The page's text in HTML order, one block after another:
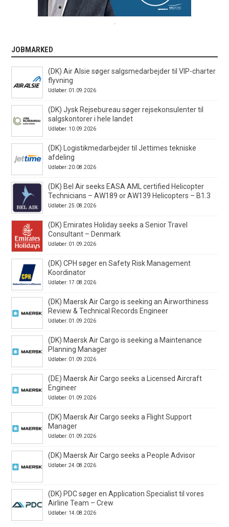
JOBMARKED
(DK) Air Alsie søger salgsmedarbejder til VIP-charter
flyvning
Udløber: 01.09.2026
(DK) Jysk Rejsebureau søger rejsekonsulenter til
salgskontorer i hele landet
Udløber: 10.09.2026
(DK) Logistikmedarbejder til Jettimes tekniske
afdeling
Udløber: 20.08.2026
(DK) Bel Air seeks EASA AML certified Helicopter
Technicians – AW189 or AW139 Helicopters – B1.3
Udløber: 25.08.2026
(DK) Emirates Holiday seeks a Senior Travel
Consultant – Denmark
Udløber: 01.09.2026
(DK) CPH søger en Safety Risk Management
Koordinator
Udløber: 17.08.2026
(DK) Maersk Air Cargo is seeking an Airworthiness
Review & Technical Records Engineer
Udløber: 01.09.2026
(DK) Maersk Air Cargo is seeking a Maintenance
Planning Manager
Udløber: 01.09.2026
(DE) Maersk Air Cargo seeks a Licensed Aircraft
Engineer
Udløber: 01.09.2026
(DK) Maersk Air Cargo seeks a Flight Support
Manager
Udløber: 01.09.2026
(DK) Maersk Air Cargo seeks a People Advisor
Udløber: 24.08.2026
(DK) PDC søger en Application Specialist til vores
Airline Team – Crew
Udløber: 14.08.2026